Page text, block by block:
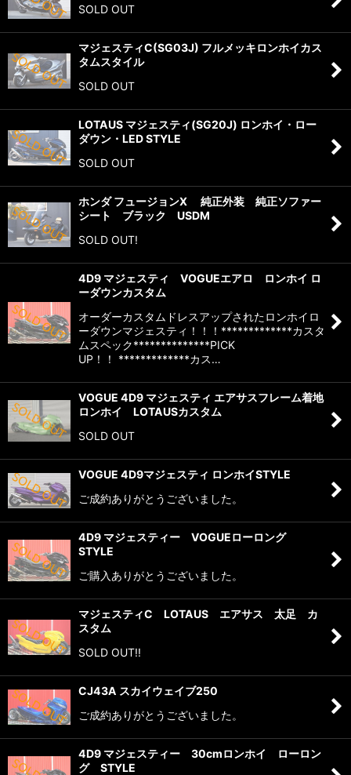
SOLD OUT
マジェスティC(SG03J) フルメッキロンホイカス
タムスタイル
SOLD OUT
LOTAUS マジェスティ(SG20J) ロンホイ・ロー
ダウン・LED STYLE
SOLD OUT
ホンダ フュージョンX 純正外装 純正ソファー
シート ブラック USDM
SOLD OUT!
4D9 マジェスティ VOGUEエアロ ロンホイ ロ
ーダウンカスタム
オーダーカスタムドレスアップされたロンホイロ
ーダウンマジェスティ！！！*************カスタ
ムスペック**************PICK
UP！！ *************カス…
VOGUE 4D9 マジェスティ エアサスフレーム着地
ロンホイ LOTAUSカスタム
SOLD OUT
VOGUE 4D9マジェスティ ロンホイSTYLE
ご成約ありがとうございました。
4D9 マジェスティー VOGUEローロング
STYLE
ご購入ありがとうございました。
マジェスティC LOTAUS エアサス 太足 カ
スタム
SOLD OUT!!
CJ43A スカイウェイブ250
ご成約ありがとうございました。
4D9 マジェスティー 30cmロンホイ ローロン
グ STYLE